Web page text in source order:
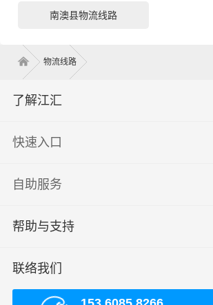
南澳县物流线路
物流线路
了解江汇
快速入口
自助服务
帮助与支持
联络我们